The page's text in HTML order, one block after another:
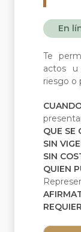
En
Te
actos u
riesgo o
QUE SE
SIN
SIN
QUIEN